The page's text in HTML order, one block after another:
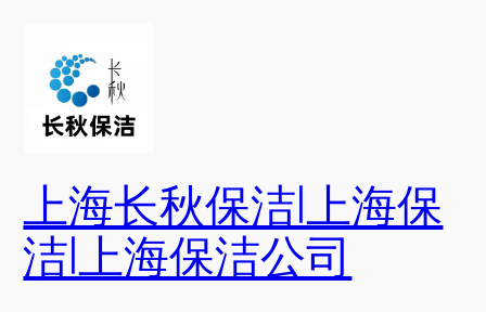
上海长秋保洁|上海保
洁|上海保洁公司